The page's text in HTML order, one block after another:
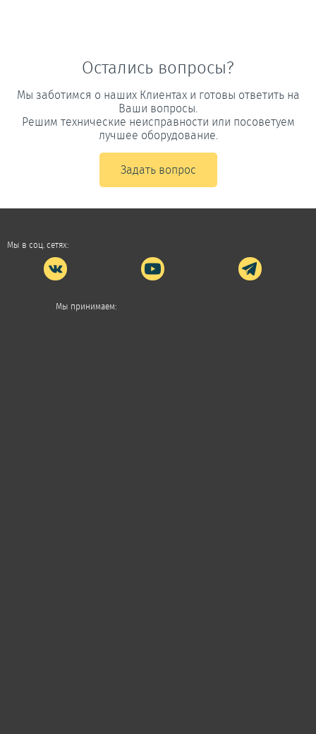
Остались вопросы?
Мы заботимся о наших Клиентах и готовы ответить на
Ваши вопросы.
Решим технические неисправности или посоветуем
лучшее оборудование.
Задать вопрос
Мы в соц. сетях:
Мы принимаем: